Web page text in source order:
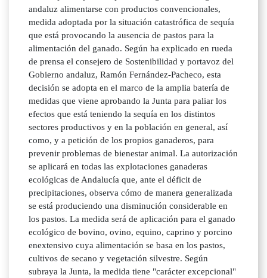
andaluz alimentarse con productos convencionales,
medida adoptada por la situación catastrófica de sequía
que está provocando la ausencia de pastos para la
alimentación del ganado. Según ha explicado en rueda
de prensa el consejero de Sostenibilidad y portavoz del
Gobierno andaluz, Ramón Fernández-Pacheco, esta
decisión se adopta en el marco de la amplia batería de
medidas que viene aprobando la Junta para paliar los
efectos que está teniendo la sequía en los distintos
sectores productivos y en la población en general, así
como, y a petición de los propios ganaderos, para
prevenir problemas de bienestar animal. La autorización
se aplicará en todas las explotaciones ganaderas
ecológicas de Andalucía que, ante el déficit de
precipitaciones, observa cómo de manera generalizada
se está produciendo una disminución considerable en
los pastos. La medida será de aplicación para el ganado
ecológico de bovino, ovino, equino, caprino y porcino
enextensivo cuya alimentación se basa en los pastos,
cultivos de secano y vegetación silvestre. Según
subraya la Junta, la medida tiene "carácter excepcional"